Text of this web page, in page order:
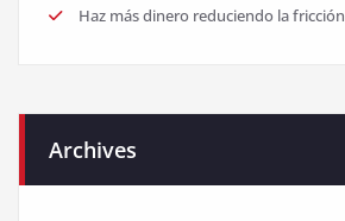
Haz más dinero reduciendo la fricción
Archives